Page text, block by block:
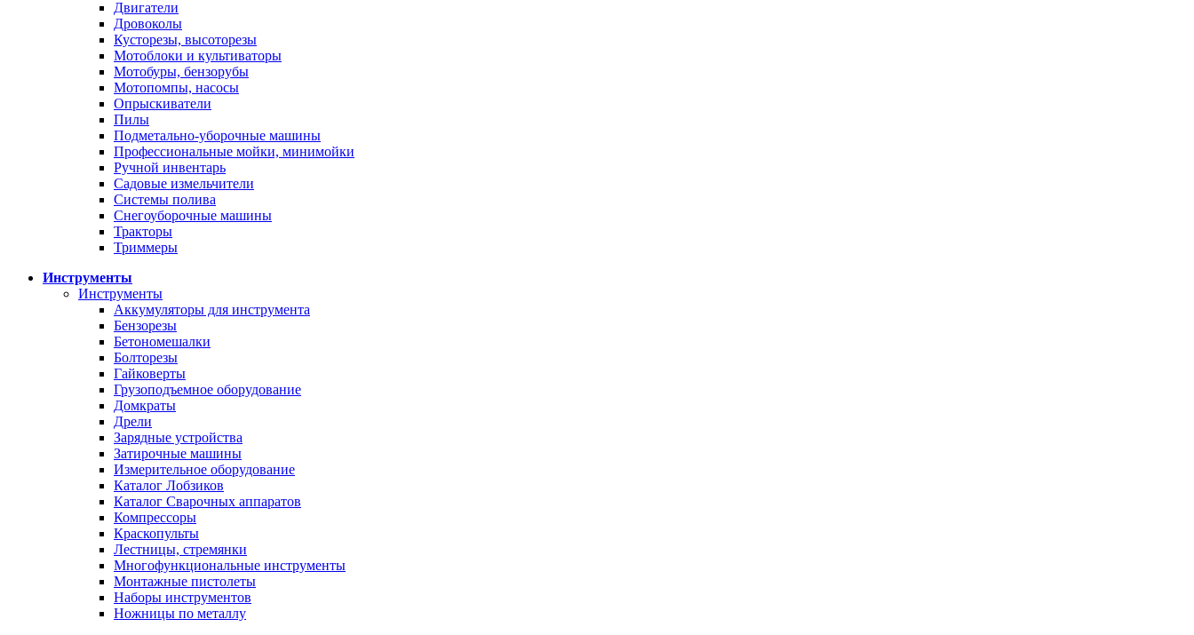
Двигатели
Дровоколы
Кусторезы, высоторезы
Мотоблоки и культиваторы
Мотобуры, бензорубы
Мотопомпы, насосы
Опрыскиватели
Пилы
Подметально-уборочные машины
Профессиональные мойки, минимойки
Ручной инвентарь
Садовые измельчители
Системы полива
Снегоуборочные машины
Тракторы
Триммеры
Инструменты
Инструменты
Аккумуляторы для инструмента
Бензорезы
Бетономешалки
Болторезы
Гайковерты
Грузоподъемное оборудование
Домкраты
Дрели
Зарядные устройства
Затирочные машины
Измерительное оборудование
Каталог Лобзиков
Каталог Сварочных аппаратов
Компрессоры
Краскопульты
Лестницы, стремянки
Многофункциональные инструменты
Монтажные пистолеты
Наборы инструментов
Ножницы по металлу